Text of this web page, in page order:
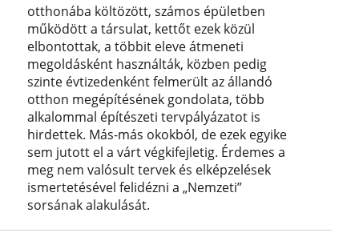
otthonába költözött, számos épületben
működött a társulat, kettőt ezek közül
elbontottak, a többit eleve átmeneti
megoldásként használták, közben pedig
szinte évtizedenként felmerült az állandó
otthon megépítésének gondolata, több
alkalommal építészeti tervpályázatot is
hirdettek. Más-más okokból, de ezek egyike
sem jutott el a várt végkifejletig. Érdemes a
meg nem valósult tervek és elképzelések
ismertetésével felidézni a „Nemzeti”
sorsának alakulását.